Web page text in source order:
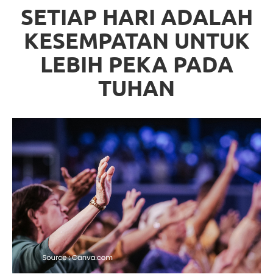
SETIAP HARI ADALAH
KESEMPATAN UNTUK
LEBIH PEKA PADA
TUHAN